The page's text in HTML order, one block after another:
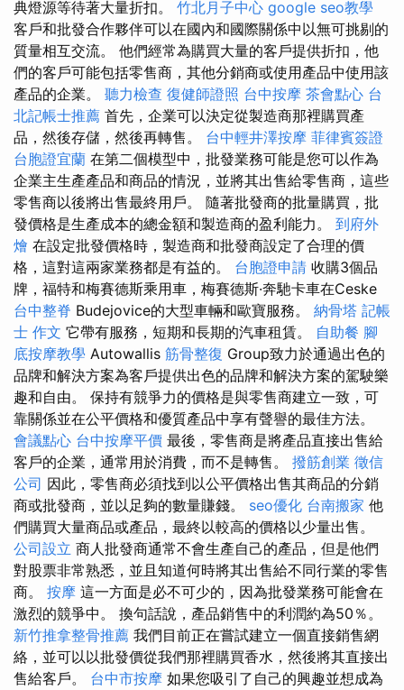
典燈源等待著大量折扣。 竹北月子中心 google seo教學
客戶和批發合作夥伴可以在國內和國際關係中以無可挑剔的
質量相互交流。 他們經常為購買大量的客戶提供折扣，他
們的客戶可能包括零售商，其他分銷商或使用產品中使用該
產品的企業。 聽力檢查 復健師證照 台中按摩 茶會點心 台
北記帳士推薦 首先，企業可以決定從製造商那裡購買產
品，然後存儲，然後再轉售。 台中輕井澤按摩 菲律賓簽證
台胞證宜蘭 在第二個模型中，批發業務可能是您可以作為
企業主生產產品和商品的情況，並將其出售給零售商，這些
零售商以後將出售最終用戶。 隨著批發商的批量購買，批
發價格是生產成本的總金額和製造商的盈利能力。 到府外
燴 在設定批發價格時，製造商和批發商設定了合理的價
格，這對這兩家業務都是有益的。 台胞證申請 收購3個品
牌，福特和梅賽德斯乘用車，梅賽德斯·奔馳卡車在Ceske
台中整脊 Budejovice的大型車輛和歐寶服務。 納骨塔 記帳
士 作文 它帶有服務，短期和長期的汽車租賃。 自助餐 腳
底按摩教學 Autowallis 筋骨整復 Group致力於通過出色的
品牌和解決方案為客戶提供出色的品牌和解決方案的駕駛樂
趣和自由。 保持有競爭力的價格是與零售商建立一致，可
靠關係並在公平價格和優質產品中享有聲譽的最佳方法。
會議點心 台中按摩平價 最後，零售商是將產品直接出售給
客戶的企業，通常用於消費，而不是轉售。 撥筋創業 徵信
公司 因此，零售商必須找到以公平價格出售其商品的分銷
商或批發商，並以足夠的數量賺錢。 seo優化 台南搬家 他
們購買大量商品或產品，最終以較高的價格以少量出售。
公司設立 商人批發商通常不會生產自己的產品，但是他們
對股票非常熟悉，並且知道何時將其出售給不同行業的零售
商。 按摩 這一方面是必不可少的，因為批發業務可能會在
激烈的競爭中。 換句話說，產品銷售中的利潤約為50％。
新竹推拿整骨推薦 我們目前正在嘗試建立一個直接銷售網
絡，並可以以批發價從我們那裡購買香水，然後將其直接出
售給客戶。 台中市按摩 如果您吸引了自己的興趣並想成為